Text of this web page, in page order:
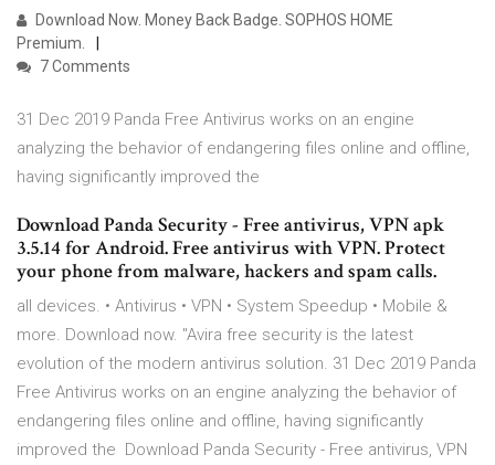
Download Now. Money Back Badge. SOPHOS HOME
Premium.
7 Comments
31 Dec 2019 Panda Free Antivirus works on an engine
analyzing the behavior of endangering files online and offline,
having significantly improved the
Download Panda Security - Free antivirus, VPN apk
3.5.14 for Android. Free antivirus with VPN. Protect
your phone from malware, hackers and spam calls.
all devices. • Antivirus • VPN • System Speedup • Mobile &
more. Download now. "Avira free security is the latest
evolution of the modern antivirus solution. 31 Dec 2019 Panda
Free Antivirus works on an engine analyzing the behavior of
endangering files online and offline, having significantly
improved the Download Panda Security - Free antivirus, VPN